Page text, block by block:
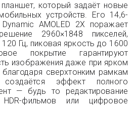
который задаёт новые
устройств. Его 14,6-
AMOLED 2X поражает
2960×1848 пикселей,
Гц, пиковая яркость до 1600
покрытие гарантируют
изображения даже при ярком
сверхтонким рамкам
эффект полного
— будь то редактирование
фильмов или цифровое